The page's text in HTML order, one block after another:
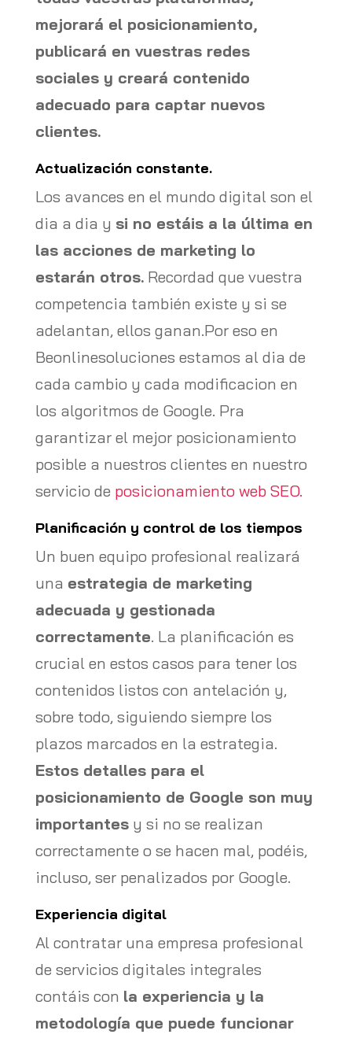
mejorará el posicionamiento,
publicará en vuestras redes
sociales y creará contenido
adecuado para captar nuevos
clientes.
Actualización constante.
Los avances en el mundo digital son el
dia a dia y si no estáis a la última en
las acciones de marketing lo
estarán otros.Recordad que vuestra
competencia también existe y si se
adelantan, ellos ganan.Por eso en
Beonlinesoluciones estamos al dia de
cada cambio y cada modificacion en
los algoritmos de Google. Pra
garantizar el mejor posicionamiento
posible a nuestros clientes en nuestro
servicio de posicionamiento web SEO.
Planificación y control de los tiempos
Un buen equipo profesional realizará
una estrategia de marketing
adecuada y gestionada
correctamente. La planificación es
crucial en estos casos para tener los
contenidos listos con antelación y,
sobre todo, siguiendo siempre los
plazos marcados en la estrategia.
Estos detalles para el
posicionamiento de Google son muy
importantesy si no se realizan
correctamente o se hacen mal, podéis,
incluso, ser penalizados por Google.
Experiencia digital
Al contratar una empresa profesional
de servicios digitales integrales
contáis con la experiencia y la
metodología que puede funcionar